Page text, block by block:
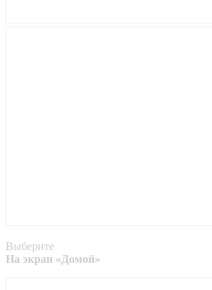
Выберите
На экран «Домой»